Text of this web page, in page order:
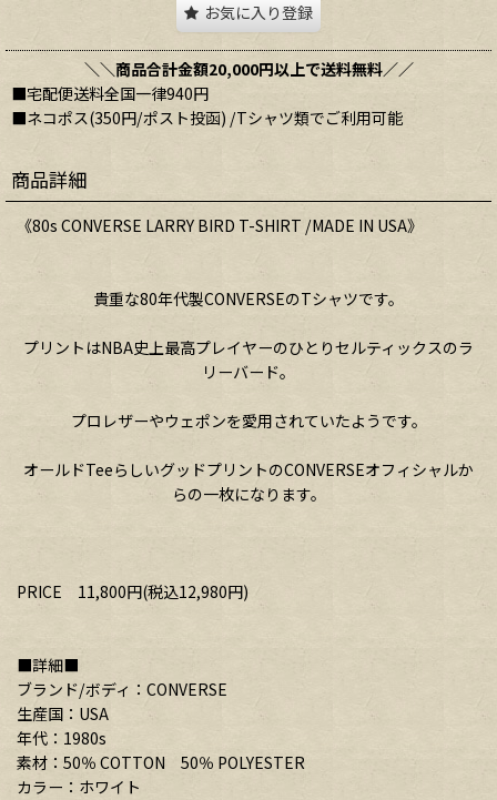
お気に入り登録
＼＼商品合計金額20,000円以上で送料無料／／
■宅配便送料全国一律940円
■ネコポス(350円/ポスト投函) /Tシャツ類でご利用可能
商品詳細
《80s CONVERSE LARRY BIRD T-SHIRT /MADE IN USA》
貴重な80年代製CONVERSEのTシャツです。
プリントはNBA史上最高プレイヤーのひとりセルティックスのラ
リーバード。
プロレザーやウェポンを愛用されていたようです。
オールドTeeらしいグッドプリントのCONVERSEオフィシャルか
らの一枚になります。
PRICE 11,800円(税込12,980円)
■詳細■
ブランド/ボディ：CONVERSE
生産国：USA
年代：1980s
素材：50％ COTTON 50％ POLYESTER
カラー：ホワイト